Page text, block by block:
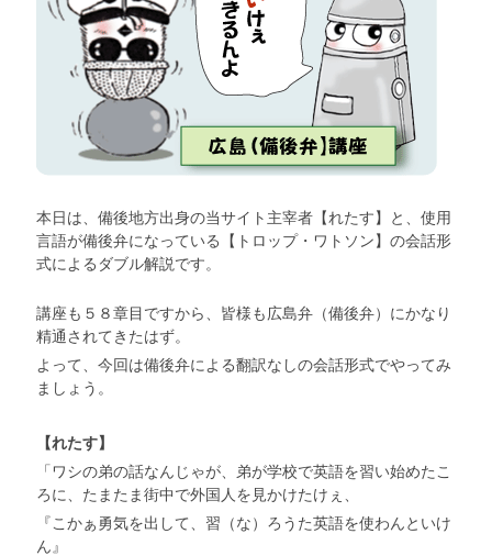
本日は、備後地方出身の当サイト主宰者【れたす】と、使用
言語が備後弁になっている【トロップ・ワトソン】の会話形
式によるダブル解説です。
講座も５８章目ですから、皆様も広島弁（備後弁）にかなり
精通されてきたはず。
よって、今回は備後弁による翻訳なしの会話形式でやってみ
ましょう。
【れたす】
「ワシの弟の話なんじゃが、弟が学校で英語を習い始めたこ
ろに、たまたま街中で外国人を見かけたけぇ、
『こかぁ勇気を出して、習（な）ろうた英語を使わんといけ
ん』